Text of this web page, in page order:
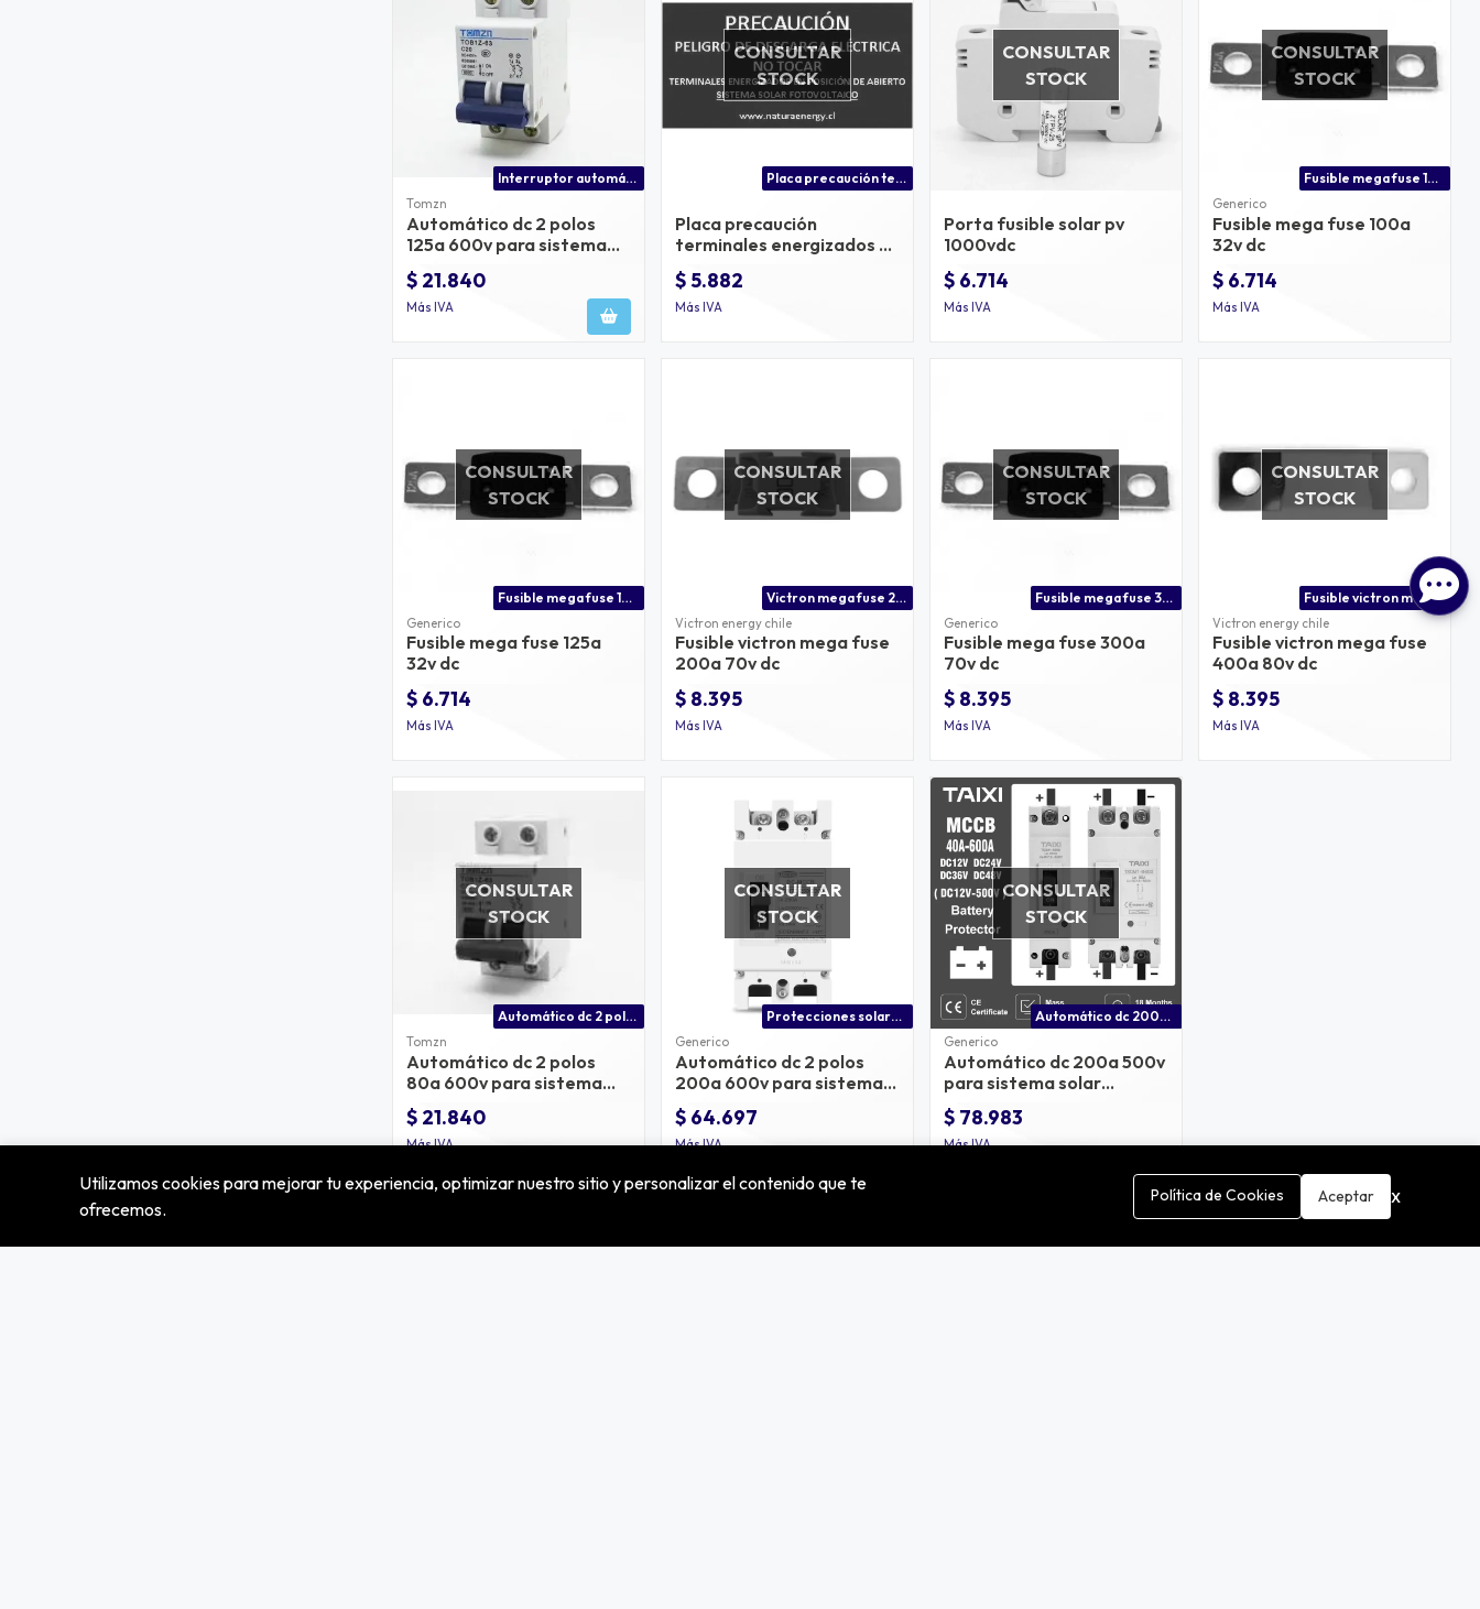
Interruptor automático cc 125a precio
Tomzn
Automático dc 2 polos
125a 600v para sistema
solar
$ 21.840
Más IVA
CONSULTAR
STOCK
Placa precaución terminales energizados en posición abierto
Placa precaución
terminales energizados en
posición abierto
$ 5.882
Más IVA
CONSULTAR
STOCK
Porta fusible solar pv
1000vdc
$ 6.714
Más IVA
CONSULTAR
STOCK
Fusible mega fuse 100a 32v dc
Generico
Fusible mega fuse 100a
32v dc
$ 6.714
Más IVA
CONSULTAR
STOCK
Fusible mega fuse 125a 32v dc
Generico
Fusible mega fuse 125a
32v dc
$ 6.714
Más IVA
CONSULTAR
STOCK
Victron mega fuse 200a 70v dc
Victron energy chile
Fusible victron mega fuse
200a 70v dc
$ 8.395
Más IVA
CONSULTAR
STOCK
Fusible mega fuse 300a para instalaciones en cc
Generico
Fusible mega fuse 300a
70v dc
$ 8.395
Más IVA
CONSULTAR
STOCK
Fusible victron mega fuse 400a 80v dc
Victron energy chile
Fusible victron mega fuse
400a 80v dc
$ 8.395
Más IVA
CONSULTAR
STOCK
Automático dc 2 polos 80a 600v | protección para bancos de baterías
Tomzn
Automático dc 2 polos
80a 600v para sistema
solar
$ 21.840
Más IVA
CONSULTAR
STOCK
Protecciones solares para sistemas fotovoltaicos
Generico
Automático dc 2 polos
200a 600v para sistema
solar fotovoltaico
$ 64.697
Más IVA
CONSULTAR
STOCK
Automático dc 200a 500v para sistema solar fotovoltaico
Generico
Automático dc 200a 500v
para sistema solar
fotovoltaico
$ 78.983
Más IVA
Nosotros Información Contáctanos
Utilizamos cookies para mejorar tu experiencia, optimizar nuestro sitio y personalizar el contenido que te
ofrecemos.
Política de Cookies Aceptar x